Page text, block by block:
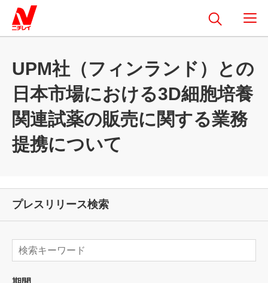
UPM社（フィンランド）との
日本市場における3D細胞培養
関連試薬の販売に関する業務
提携について
プレスリリース検索